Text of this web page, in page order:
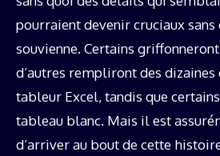
pourraient devenir cruciaux sans
souvienne. Certains
d’autres rempliront des dizaines
tableur Excel, tandis que
tableau blanc. Mais il est
d’arriver au bout de cette